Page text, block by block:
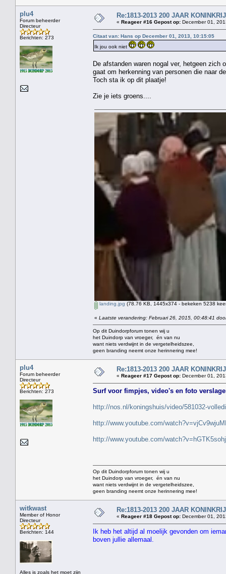
plu4
Forum beheerder
Directeur
Berichten: 273
Re:1813-2013 200 JAAR
« Reageer #16 Gepost op: December 01,
Citaat van: Hans op December 01, 2013, 10:15:05
Ik jou ook niet
De afstanden waren nogal ver, hetgeen
gaat om herkenning van personen die naar
Toch sta ik op dit plaatje!
Zie je iets groens....
landing.jpg (78.76 KB, 1445x374 - bekeken 5238
« Laatste verandering: Februari 26, 2015, 00:48:41
Op dit Duindorpforum tonen wij u
het Duindorp van vroeger, én van nu
want niets verdwijnt in de vergetelheidszee,
geen branding neemt onze herinnering mee!
plu4
Forum beheerder
Directeur
Berichten: 273
Re:1813-2013 200 JAAR
« Reageer #17 Gepost op: December 01,
Surf voor fimpjes, video's en foto
http://nos.nl/koningshuis/video/581032-
http://www.youtube.com/
http://www.youtube.com/
Op dit Duindorpforum tonen wij u
het Duindorp van vroeger, én van nu
want niets verdwijnt in de vergetelheidszee,
geen branding neemt onze herinnering mee!
witkwast
Member of Honor
Directeur
Berichten: 144
Alles is zoals het moet zijn
Re:1813-2013 200 JAAR
« Reageer #18 Gepost op: December 01,
Ik heb het altijd al moelijk gevonden om
boven jullie allemaal.